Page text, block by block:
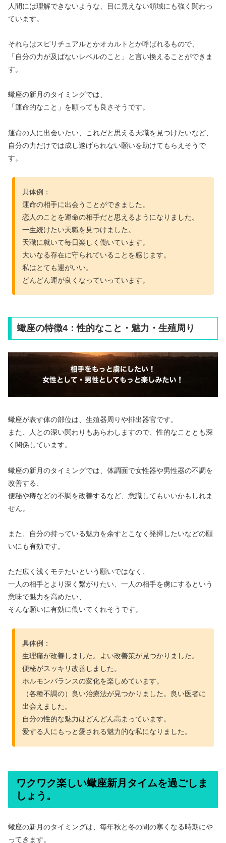
人間には理解できないような、目に見えない領域にも強く関わっ
ています。
それらはスピリチュアルとかオカルトとか呼ばれるもので、
「自分の力が及ばないレベルのこと」と言い換えることができま
す。
蠍座の新月のタイミングでは、
「運命的なこと」を願っても良さそうです。
運命の人に出会いたい、これだと思える天職を見つけたいなど、
自分の力だけでは成し遂げられない願いを助けてもらえそうで
す。
具体例：
運命の相手に出会うことができました。
恋人のことを運命の相手だと思えるようになりました。
一生続けたい天職を見つけました。
天職に就いて毎日楽しく働いています。
大いなる存在に守られていることを感じます。
私はとても運がいい。
どんどん運が良くなっていっています。
蠍座の特徴4：性的なこと・魅力・生殖周り
蠍座が表す体の部位は、生殖器周りや排出器官です。
また、人との深い関わりもあらわしますので、性的なこととも深
く関係しています。
蠍座の新月のタイミングでは、体調面で女性器や男性器の不調を
改善する、
便秘や痔などの不調を改善するなど、意識してもいいかもしれま
せん。
また、自分の持っている魅力を余すとこなく発揮したいなどの願
いにも有効です。
ただ広く浅くモテたいという願いではなく、
一人の相手とより深く繋がりたい、一人の相手を虜にするという
意味で魅力を高めたい、
そんな願いに有効に働いてくれそうです。
具体例：
生理痛が改善しました。よい改善策が見つかりました。
便秘がスッキリ改善しました。
ホルモンバランスの変化を楽しめています。
（各種不調の）良い治療法が見つかりました。良い医者に
出会えました。
自分の性的な魅力はどんどん高まっています。
愛する人にもっと愛される魅力的な私になりました。
ワクワク楽しい蠍座新月タイムを過ごしま
しょう。
蠍座の新月のタイミングは、毎年秋と冬の間の寒くなる時期にや
ってきます。